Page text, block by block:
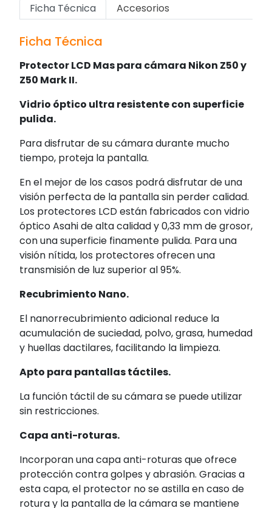
Ficha Técnica Accesorios
Ficha Técnica
Protector LCD Mas para cámara Nikon Z50 y
Z50 Mark II.
Vidrio óptico ultra resistente con superficie
pulida.
Para disfrutar de su cámara durante mucho
tiempo, proteja la pantalla.
En el mejor de los casos podrá disfrutar de una
visión perfecta de la pantalla sin perder calidad.
Los protectores LCD están fabricados con vidrio
óptico Asahi de alta calidad y 0,33 mm de grosor,
con una superficie finamente pulida. Para una
visión nítida, los protectores ofrecen una
transmisión de luz superior al 95%.
Recubrimiento Nano.
El nanorrecubrimiento adicional reduce la
acumulación de suciedad, polvo, grasa, humedad
y huellas dactilares, facilitando la limpieza.
Apto para pantallas táctiles.
La función táctil de su cámara se puede utilizar
sin restricciones.
Capa anti-roturas.
Incorporan una capa anti-roturas que ofrece
protección contra golpes y abrasión. Gracias a
esta capa, el protector no se astilla en caso de
rotura y la pantalla de la cámara se mantiene